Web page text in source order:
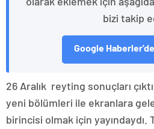
bizi takip
Google
26 Aralık reyting sonuçları
yeni bölümleri ile ekranlara
birincisi olmak için yayındaydı.